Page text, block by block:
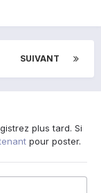
SUIVANT
plus tard. Si
pour poster.